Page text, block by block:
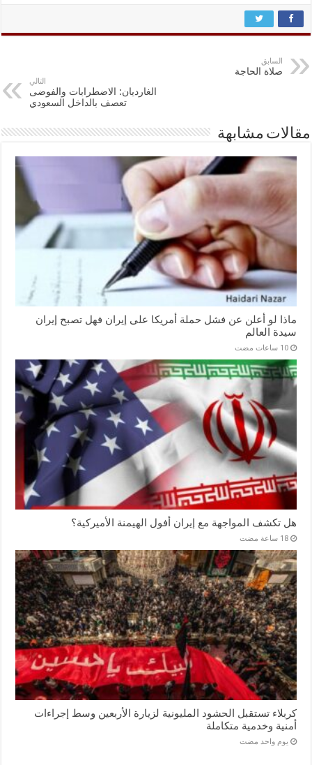
السابق
صلاة الحاجة
التالي
الغارديان: الاضطرابات والفوضى
تعصف بالداخل السعودي
مقالات مشابهة
ماذا لو أعلن عن فشل حملة أمريكا على إيران فهل تصبح إيران
سيدة العالم
‏10 ساعات مضت
هل تكشف المواجهة مع إيران أفول الهيمنة الأميركية؟
‏18 ساعة مضت
كربلاء تستقبل الحشود المليونية لزيارة الأربعين وسط إجراءات
أمنية وخدمية متكاملة
‏يوم واحد مضت